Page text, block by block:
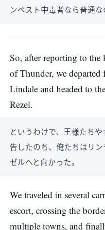
ンペスト中毒者なら普通な
So, after reporting to
of Thunder, we
Lindale and headed to
Rezel.
というわけで、王様たち
告したのち、俺たちはリ
ゼルへと向かった。
We traveled in several
escort, crossing the
multiple towns, and